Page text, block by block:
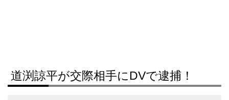
道渕諒平が交際相手にDVで逮捕！